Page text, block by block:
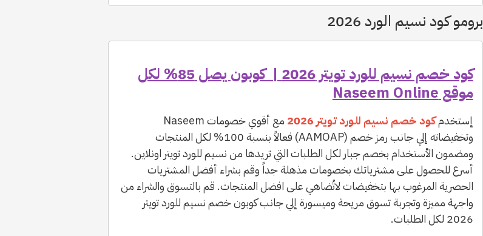
برومو كود نسيم الورد 2026
كود خصم نسيم للورد تويتر 2026 | كوبون يصل 85% لكل
موقع Naseem Online
إستخدمكود خصم نسيم للورد تويتر 2026
مع أقوي خصومات Naseem
وتخفيضاته إلي جانب رمز خصم (AAMOAP) فعالاً بنسبة 100% لكل المنتجات
ومضمون الأستخدام بخصم جبار لكل الطلبات التي تريدها من نسيم للورد تويتر اونلاين.
أسرع للحصول على مشترياتك بخصومات مذهلة جداً وقم بشراء أفضل المشتريات
الحصرية المرغوب بها بتخفيضات لاتُضاهي على افضل المنتجات. قم بالتسوق والشراء من
واجهة مميزة وتجربة تسوق مريحة وميسورة إلي جانب كوبون خصم نسيم للورد تويتر
2026 لكل الطلبات.